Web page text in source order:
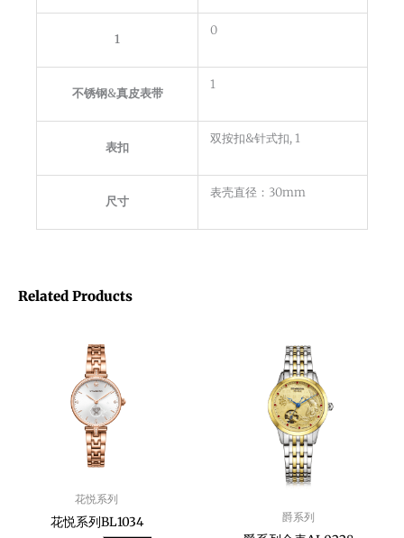
1
0
不锈钢&真皮表带
1
表扣
双按扣&针式扣, 1
尺寸
表壳直径：30mm
Related Products
花悦系列
花悦系列BL1034 爵系列